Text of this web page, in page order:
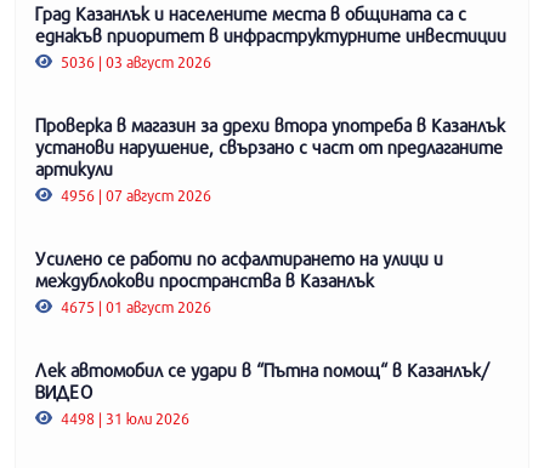
Град Казанлък и населените места в общината са с
еднакъв приоритет в инфраструктурните инвестиции
5036 | 03 август 2026
Проверка в магазин за дрехи втора употреба в Казанлък
установи нарушение, свързано с част от предлаганите
артикули
4956 | 07 август 2026
Усилено се работи по асфалтирането на улици и
междублокови пространства в Казанлък
4675 | 01 август 2026
Лек автомобил се удари в “Пътна помощ“ в Казанлък/
ВИДЕО
4498 | 31 юли 2026